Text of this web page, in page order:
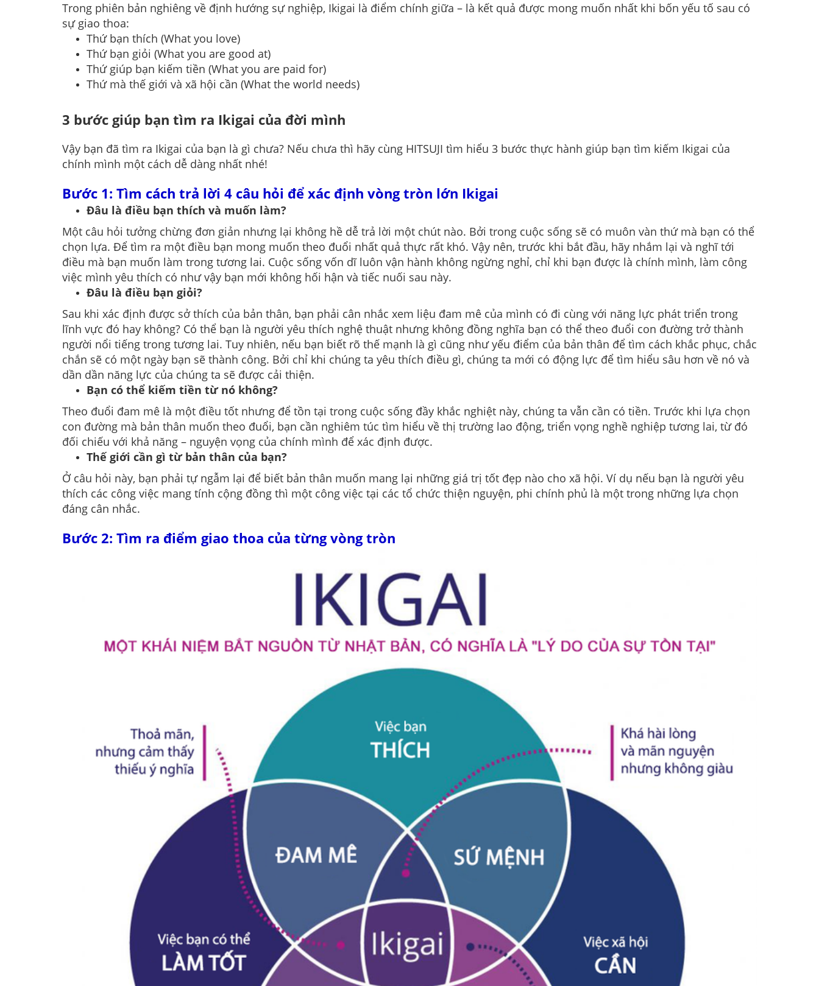
Trong phiên bản nghiêng về định hướng sự nghiệp, Ikigai là điểm chính giữa – là kết quả được mong muốn nhất khi bốn yếu tố sau có
sự giao thoa:
Thứ bạn thích (What you love)
Thứ bạn giỏi (What you are good at)
Thứ giúp bạn kiếm tiền (What you are paid for)
Thứ mà thế giới và xã hội cần (What the world needs)
3 bước giúp bạn tìm ra Ikigai của đời mình
Vậy bạn đã tìm ra Ikigai của bạn là gì chưa? Nếu chưa thì hãy cùng HITSUJI tìm hiểu 3 bước thực hành giúp bạn tìm kiếm Ikigai của
chính mình một cách dễ dàng nhất nhé!
Bước 1: Tìm cách trả lời 4 câu hỏi để xác định vòng tròn lớn Ikigai
Đâu là điều bạn thích và muốn làm?
Một câu hỏi tưởng chừng đơn giản nhưng lại không hề dễ trả lời một chút nào. Bởi trong cuộc sống sẽ có muôn vàn thứ mà bạn có thể
chọn lựa. Để tìm ra một điều bạn mong muốn theo đuổi nhất quả thực rất khó. Vậy nên, trước khi bắt đầu, hãy nhắm lại và nghĩ tới
điều mà bạn muốn làm trong tương lai. Cuộc sống vốn dĩ luôn vận hành không ngừng nghỉ, chỉ khi bạn được là chính mình, làm công
việc mình yêu thích có như vậy bạn mới không hối hận và tiếc nuối sau này.
Đâu là điều bạn giỏi?
Sau khi xác định được sở thích của bản thân, bạn phải cân nhắc xem liệu đam mê của mình có đi cùng với năng lực phát triển trong
lĩnh vực đó hay không? Có thể bạn là người yêu thích nghệ thuật nhưng không đồng nghĩa bạn có thể theo đuổi con đường trở thành
người nổi tiếng trong tương lai. Tuy nhiên, nếu bạn biết rõ thế mạnh là gì cũng như yếu điểm của bản thân để tìm cách khắc phục, chắc
chắn sẽ có một ngày bạn sẽ thành công. Bởi chỉ khi chúng ta yêu thích điều gì, chúng ta mới có động lực để tìm hiểu sâu hơn về nó và
dần dần năng lực của chúng ta sẽ được cải thiện.
Bạn có thể kiếm tiền từ nó không?
Theo đuổi đam mê là một điều tốt nhưng để tồn tại trong cuộc sống đầy khắc nghiệt này, chúng ta vẫn cần có tiền. Trước khi lựa chọn
con đường mà bản thân muốn theo đuổi, bạn cần nghiêm túc tìm hiểu về thị trường lao động, triển vọng nghề nghiệp tương lai, từ đó
đối chiếu với khả năng – nguyện vọng của chính mình để xác định được.
Thế giới cần gì từ bản thân của bạn?
Ở câu hỏi này, bạn phải tự ngẫm lại để biết bản thân muốn mang lại những giá trị tốt đẹp nào cho xã hội. Ví dụ nếu bạn là người yêu
thích các công việc mang tính cộng đồng thì một công việc tại các tổ chức thiện nguyện, phi chính phủ là một trong những lựa chọn
đáng cân nhắc.
Bước 2: Tìm ra điểm giao thoa của từng vòng tròn